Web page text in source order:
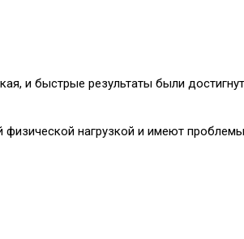
и быстрые результаты были
нагрузкой и имеют